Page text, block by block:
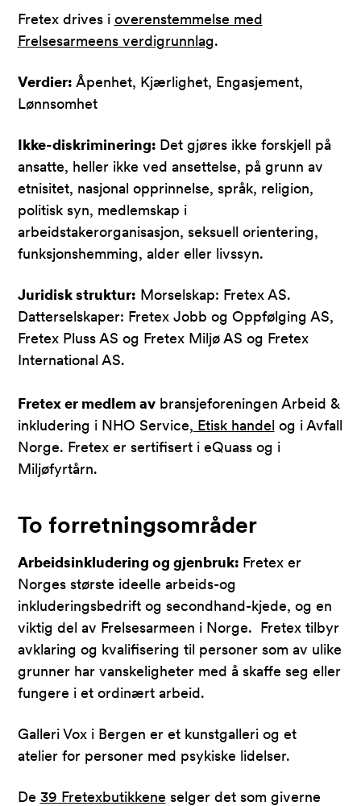
Fretex drives i overenstemmelse med
Frelsesarmeens verdigrunnlag.
Verdier: Åpenhet, Kjærlighet, Engasjement,
Lønnsomhet
Ikke-diskriminering: Det gjøres ikke forskjell på
ansatte, heller ikke ved ansettelse, på grunn av
etnisitet, nasjonal opprinnelse, språk, religion,
politisk syn, medlemskap i
arbeidstakerorganisasjon, seksuell orientering,
funksjonshemming, alder eller livssyn.
Juridisk struktur: Morselskap: Fretex AS.
Datterselskaper: Fretex Jobb og Oppfølging AS,
Fretex Pluss AS og Fretex Miljø AS og Fretex
International AS.
Fretex er medlem avbransjeforeningen Arbeid &
inkludering i NHO Service, Etisk handel og i Avfall
Norge. Fretex er sertifisert i eQuass og i
Miljøfyrtårn.
To forretningsområder
Arbeidsinkludering og gjenbruk: Fretex er
Norges største ideelle arbeids-og
inkluderingsbedrift og secondhand-kjede, og en
viktig del av Frelsesarmeen i Norge. Fretex tilbyr
avklaring og kvalifisering til personer som av ulike
grunner har vanskeligheter med å skaffe seg eller
fungere i et ordinært arbeid.
Galleri Vox i Bergen er et kunstgalleri og et
atelier for personer med psykiske lidelser.
De 39 Fretexbutikkene selger det som giverne